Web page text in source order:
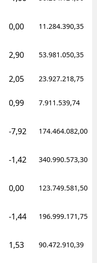
0,00 11.284.390,35
2,90 53.981.050,35
2,05 23.927.218,75
0,99 7.911.539,74
-7,92 174.464.082,00
-1,42 340.990.573,30
0,00 123.749.581,50
-1,44 196.999.171,75
1,53 90.472.910,39